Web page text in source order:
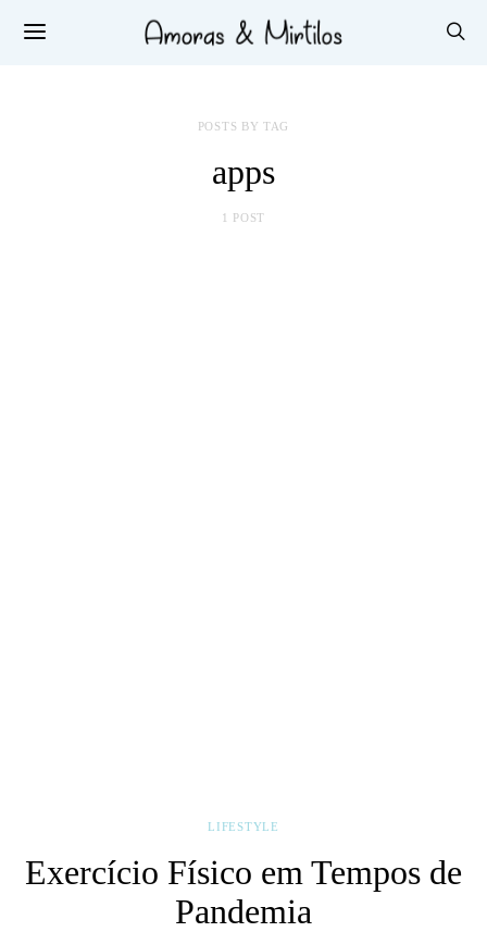
POSTS BY TAG
apps
1 POST
LIFESTYLE
Exercício Físico em Tempos de
Pandemia